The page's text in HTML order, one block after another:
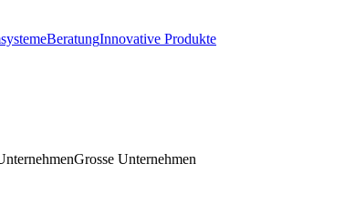
BeratungInnovative Produkte
Grosse Unternehmen